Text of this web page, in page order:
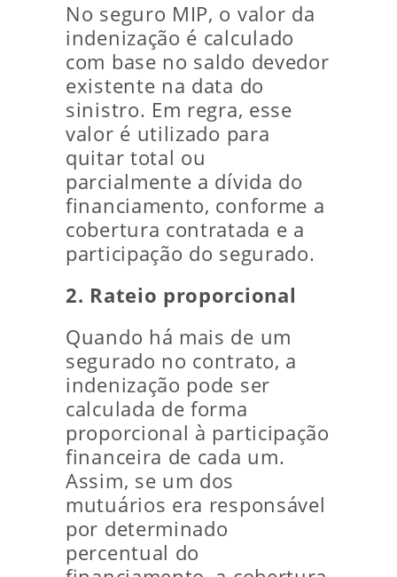
No seguro MIP, o valor da
indenização é calculado
com base no saldo devedor
existente na data do
sinistro. Em regra, esse
valor é utilizado para
quitar total ou
parcialmente a dívida do
financiamento, conforme a
cobertura contratada e a
participação do segurado.
2. Rateio proporcional
Quando há mais de um
segurado no contrato, a
indenização pode ser
calculada de forma
proporcional à participação
financeira de cada um.
Assim, se um dos
mutuários era responsável
por determinado
percentual do